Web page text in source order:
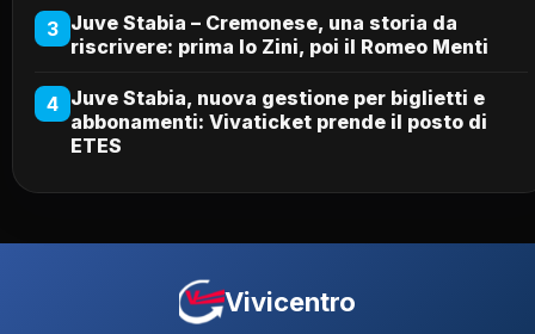
3 Juve Stabia – Cremonese, una storia da
riscrivere: prima lo Zini, poi il Romeo Menti
4 Juve Stabia, nuova gestione per biglietti e
abbonamenti: Vivaticket prende il posto di
ETES
Vivicentro